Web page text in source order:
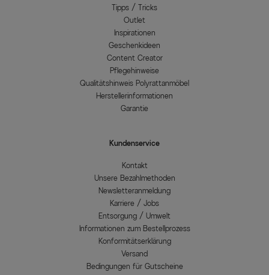
Tipps / Tricks
Outlet
Inspirationen
Geschenkideen
Content Creator
Pflegehinweise
Qualitätshinweis Polyrattanmöbel
Herstellerinformationen
Garantie
Kundenservice
Kontakt
Unsere Bezahlmethoden
Newsletteranmeldung
Karriere / Jobs
Entsorgung / Umwelt
Informationen zum Bestellprozess
Konformitätserklärung
Versand
Bedingungen für Gutscheine